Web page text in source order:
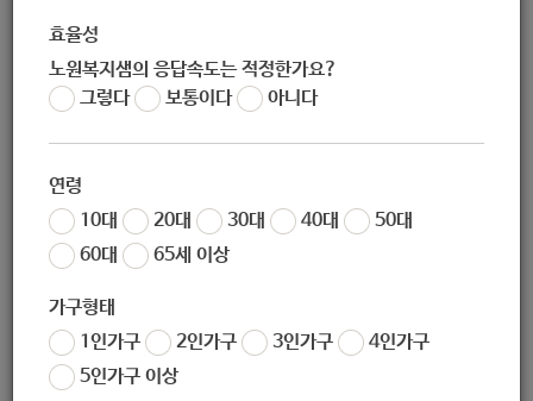
효율성
노원복지샘의 응답속도는 적정한가요?
그렇다
보통이다 아니다
연령
10대
20대 30대 40대
50대
60대
65세 이상
가구형태
1인가구
2인가구 3인가구
4인가구
5인가구 이상
[어르신사회활동지원사업 : 노인
일자리]
지원대상
1.지원대상